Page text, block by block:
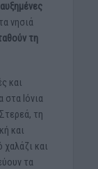
νησιά
τη
και
στα Ιόνια
τη
και
χαλάζι και
τα